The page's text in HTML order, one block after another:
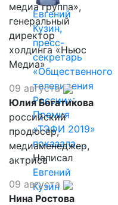
Евгений
Кузин,
пресс-
секретарь
«Общественного
телевидения
России»:
Премия
«ТЭФИ 2019»
показала,…
Написал
Евгений
Кузин
медиа группа»,
генеральный
директор
холдинга «Ньюс
Медиа»
09 августа
Юлия Богатикова
российский
продюсер,
медиаменеджер,
актриса
09 августа
Нина Ростова